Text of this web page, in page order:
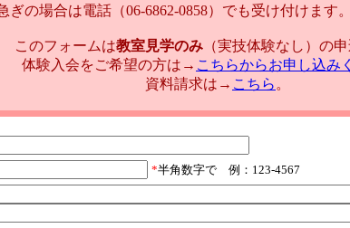
ぎの場合は電話（06-6862-0858）でも受け付けます
このフォームは教室見学のみ （実技体験なし）の申
体験入会をご希望の方は→ こちらからお申し込み
資料請求は→ こちら 。
*半角数字で 例：123-4567